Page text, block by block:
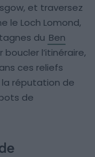
et traversez
le Loch Lomond,
du Ben
l’itinéraire,
ces reliefs
réputation de
de